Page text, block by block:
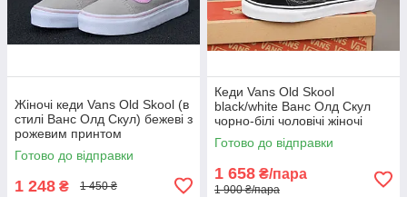
Жіночі кеди Vans Old Skool (в
стилі Ванс Олд Скул) бежеві з
рожевим принтом
Готово до відправки
1 248 ₴ 1 450 ₴
Кеди Vans Old Skool
black/white Ванс Олд Скул
чорно-білі чоловічі жіночі
підліткові
Готово до відправки
1 658 ₴/пара
1 900 ₴/пара